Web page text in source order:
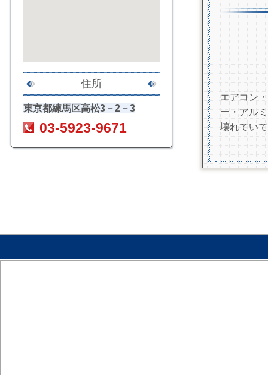
エアコン
ー・アル
壊れてい
住所
東京都練馬区高松3－2－3
03-5923-9671